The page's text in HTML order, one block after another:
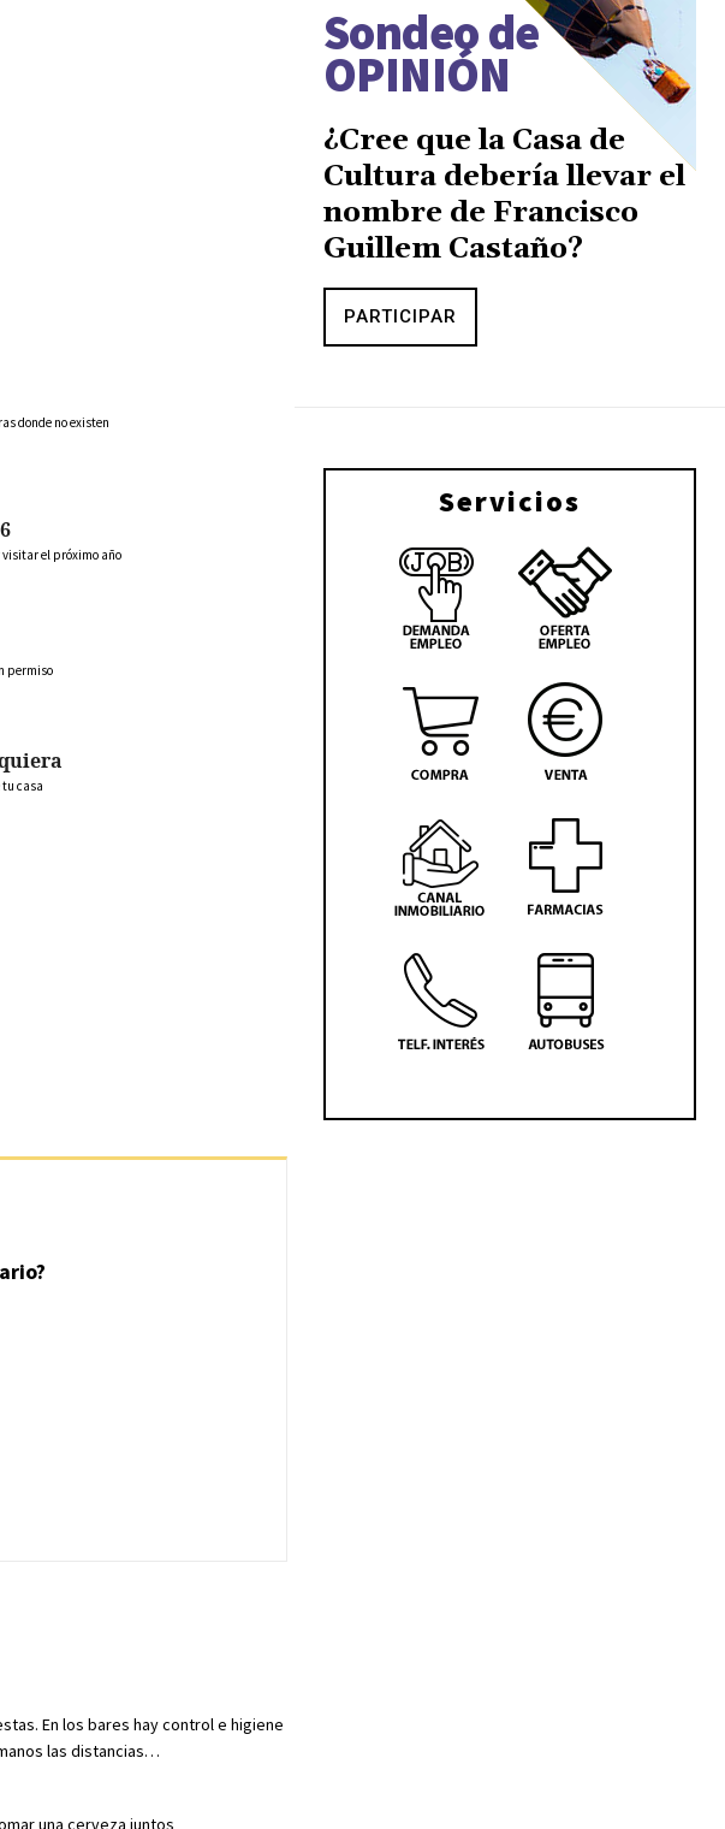
donde no existen
visitar el próximo año
permiso
tu casa
En los bares hay control e higiene
las distancias…
una cerveza juntos
Sondeo de
OPINIÓN
¿Cree que la Casa de
Cultura debería llevar el
nombre de Francisco
Guillem Castaño?
PARTICIPAR
Servicios